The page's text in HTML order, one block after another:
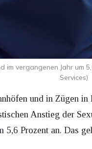
im vergangenen Jahr um
Services)
und in Zügen in
Anstieg der
Prozent an. Das